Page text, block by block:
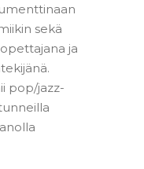
sekä
ja
pop/jazz-